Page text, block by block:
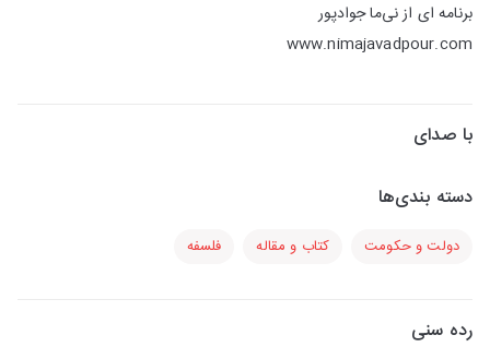
برنامه ای از نی‌ما جوادپور
www.nimajavadpour.com
با صدای
دسته بندی‌ها
دولت و حکومت کتاب و مقاله فلسفه
رده سنی